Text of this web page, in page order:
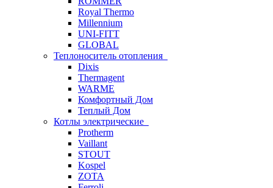
Royal Thermo
Millennium
UNI-FITT
GLOBAL
Теплоноситель отопления
Dixis
Thermagent
WARME
Комфортный Дом
Теплый Дом
Котлы электрические
Protherm
Vaillant
STOUT
Kospel
ZOTA